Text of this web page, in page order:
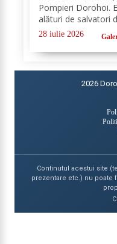
Pompieri Dorohoi.
alături de salvatori
care au participat
a lungul timpului.
28 iulie 2026
2026
Continutul acestui site
prezentare etc.) nu poate